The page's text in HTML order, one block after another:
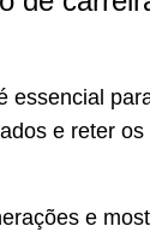
essencial
e reter os
e